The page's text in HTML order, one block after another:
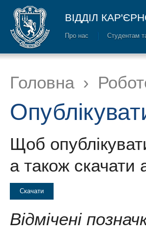
ВІДДІЛ
Про нас Cтудентам
Головна ›
Щоб
а також скачати
Скачати
Відмічені